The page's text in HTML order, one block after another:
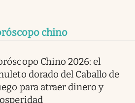
chino
Chino 2026: el
dorado del Caballo de
para atraer dinero y